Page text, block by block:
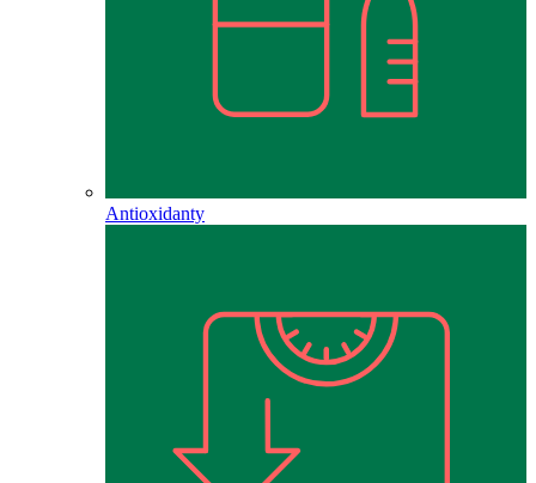
Antioxidanty